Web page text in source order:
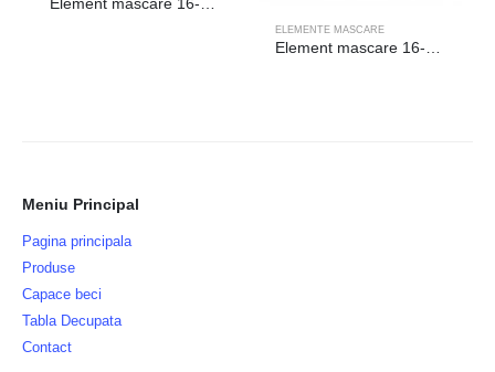
ELEMENTE MASCARE
Element mascare 16-008
Meniu Principal
Pagina principala
Produse
Capace beci
Tabla Decupata
Contact